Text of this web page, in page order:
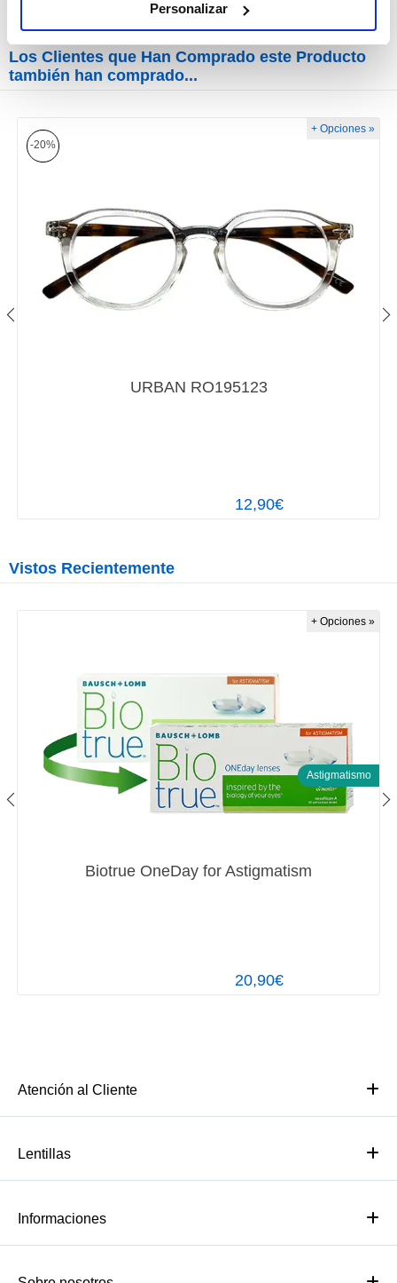
Personalizar
Los Clientes que Han Comprado este Producto
también han comprado...
URBAN RO195123
12,90€
-20%
+ Opciones »
Vistos Recientemente
Biotrue OneDay for Astigmatism
20,90€
Astigmatismo
+ Opciones »
Atención al Cliente
Lentillas
Informaciones